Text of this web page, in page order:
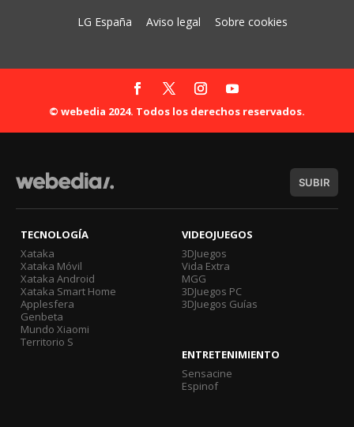
LG España Aviso legal Sobre cookies
© webedia 2024. Todos los derechos reservados.
SUBIR
TECNOLOGÍA
Xataka
Xataka Móvil
Xataka Android
Xataka Smart Home
Applesfera
Genbeta
Mundo Xiaomi
Territorio S
VIDEOJUEGOS
3DJuegos
Vida Extra
MGG
3DJuegos PC
3DJuegos Guías
ENTRETENIMIENTO
Sensacine
Espinof